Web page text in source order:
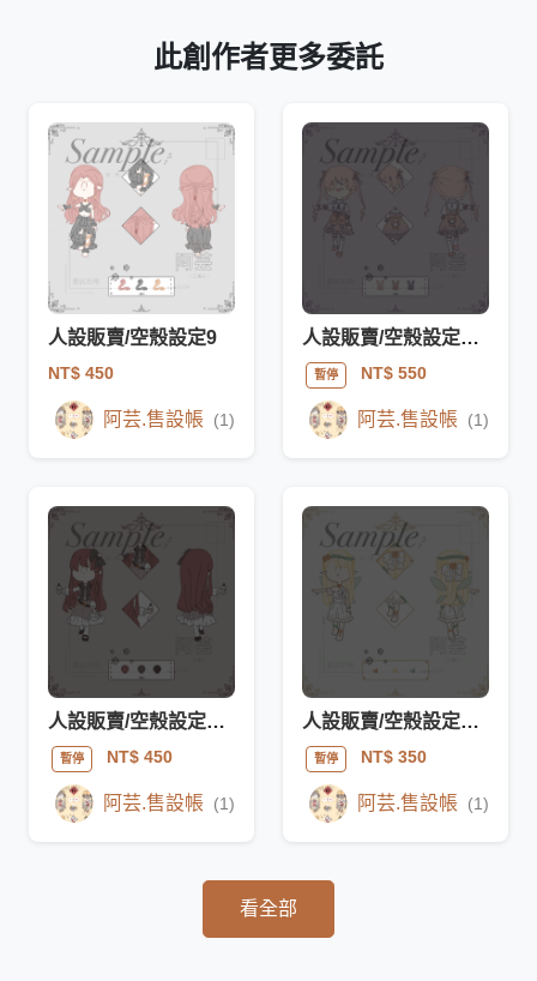
此創作者更多委託
人設販賣/空殼設定9
NT$ 450
阿芸.售設帳 (1)
人設販賣/空殼設定8，*已售出*
暫停 NT$ 550
阿芸.售設帳 (1)
人設販賣/空殼設定5，*已售出*
暫停 NT$ 450
阿芸.售設帳 (1)
人設販賣/空殼設定1，*已售出*
暫停 NT$ 350
阿芸.售設帳 (1)
看全部